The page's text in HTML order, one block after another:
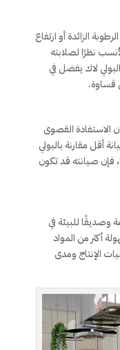
الزائدة أو ارتفاع
نظرًا لصلابته
لاك يفضل في
قساوة.
الاستفادة القصوى
أقل مقارنة بالبولي
فإن صيانته قد تكون
وصديقًا للبيئة في
أكثر من المواد
الإنتاج ومدى